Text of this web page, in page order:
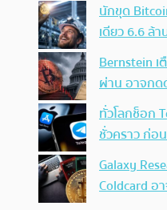
นักขุด
เดียว 6.6 ล้
Bernstein เ
ผ่าน อาจกด
ทั่วโลกช็อก
ชั่วคราว ก่อ
Galaxy
Coldcard อ